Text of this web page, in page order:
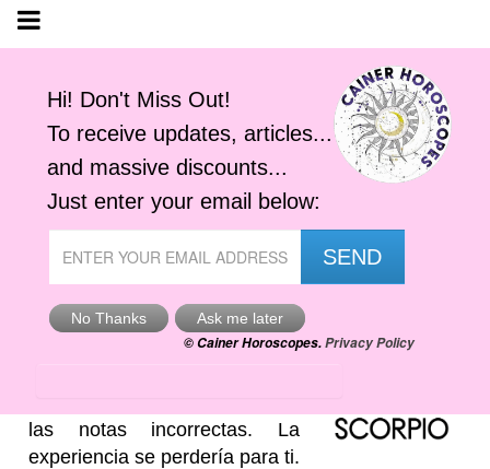
Horóscopo
Escorpio
Viernes, 7 Agosto 2026
Cainer Horoscopes
las notas incorrectas. La
experiencia se perdería para ti.